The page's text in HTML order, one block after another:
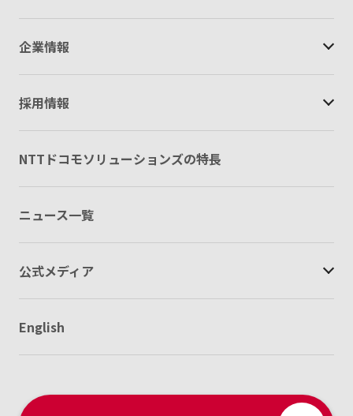
企業情報
採用情報
NTTドコモソリューションズの特長
ニュース一覧
公式メディア
English